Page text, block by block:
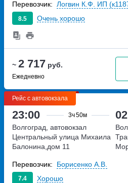
~ 2 717 руб.
Ежедневно
8.5 Очень хорошо
Перевозчик: Логвин К.Ф. ИП
Рейс с автовокзала
23:00 3ч50м
Волгоград, автовокзал
Центральный улица Михаила
Балонина,дом 11
7.4 Хорошо
Перевозчик: Борисенко А.В.